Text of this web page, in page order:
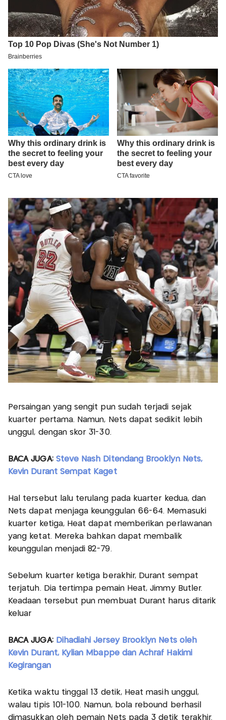
Persaingan yang sengit pun sudah terjadi sejak
kuarter pertama. Namun, Nets dapat sedikit lebih
unggul, dengan skor 31-30.
BACA JUGA: Steve Nash Ditendang Brooklyn Nets,
Kevin Durant Sempat Kaget
Hal tersebut lalu terulang pada kuarter kedua, dan
Nets dapat menjaga keunggulan 66-64. Memasuki
kuarter ketiga, Heat dapat memberikan perlawanan
yang ketat. Mereka bahkan dapat membalik
keunggulan menjadi 82-79.
Sebelum kuarter ketiga berakhir, Durant sempat
terjatuh. Dia tertimpa pemain Heat, Jimmy Butler.
Keadaan tersebut pun membuat Durant harus ditarik
keluar
BACA JUGA: Dihadiahi Jersey Brooklyn Nets oleh
Kevin Durant, Kylian Mbappe dan Achraf Hakimi
Kegirangan
Ketika waktu tinggal 13 detik, Heat masih unggul,
walau tipis 101-100. Namun, bola rebound berhasil
dimasukkan oleh pemain Nets pada 3 detik terakhir.